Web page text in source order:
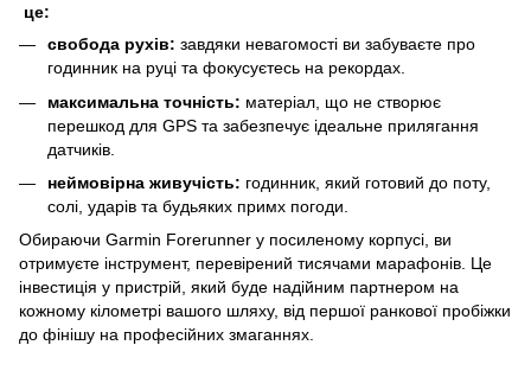
це:
свобода рухів: завдяки невагомості ви забуваєте про
годинник на руці та фокусуєтесь на рекордах.
максимальна точність: матеріал, що не створює
перешкод для GPS та забезпечує ідеальне прилягання
датчиків.
неймовірна живучість: годинник, який готовий до поту,
солі, ударів та будьяких примх погоди.
Обираючи Garmin Forerunner у посиленому корпусі, ви
отримуєте інструмент, перевірений тисячами марафонів. Це
інвестиція у пристрій, який буде надійним партнером на
кожному кілометрі вашого шляху, від першої ранкової пробіжки
до фінішу на професійних змаганнях.